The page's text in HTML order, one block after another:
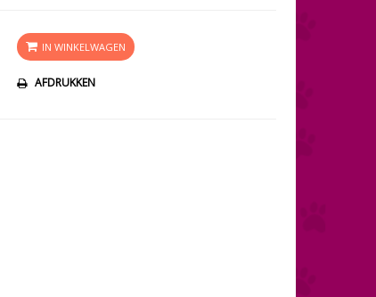
IN WINKELWAGEN
AFDRUKKEN